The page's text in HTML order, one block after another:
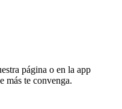
página o en la app
más te convenga.